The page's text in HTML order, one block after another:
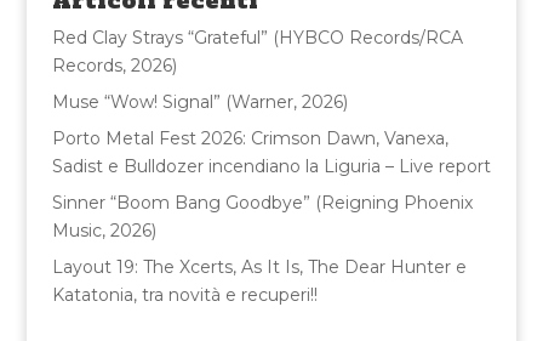
o
k
Red Clay Strays “Grateful” (HYBCO Records/RCA
Records, 2026)
Muse “Wow! Signal” (Warner, 2026)
Porto Metal Fest 2026: Crimson Dawn, Vanexa,
Sadist e Bulldozer incendiano la Liguria – Live report
Sinner “Boom Bang Goodbye” (Reigning Phoenix
Music, 2026)
Layout 19: The Xcerts, As It Is, The Dear Hunter e
Katatonia, tra novità e recuperi!!